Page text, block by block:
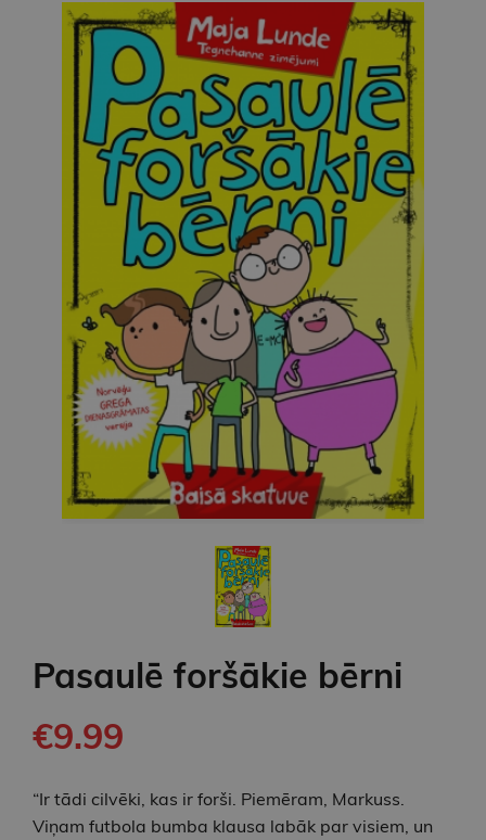
Pasaulē foršākie bērni
€9.99
“Ir tādi cilvēki, kas ir forši. Piemēram, Markuss.
Viņam futbola bumba klausa labāk par visiem, un